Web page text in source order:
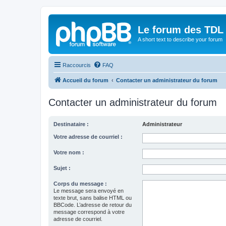
Le forum des TDL
A short text to describe your forum
Raccourcis FAQ
Accueil du forum Contacter un administrateur du forum
Contacter un administrateur du forum
Destinataire : Administrateur
Votre adresse de courriel :
Votre nom :
Sujet :
Corps du message :
Le message sera envoyé en
texte brut, sans balise HTML ou
BBCode. L’adresse de retour du
message correspond à votre
adresse de courriel.